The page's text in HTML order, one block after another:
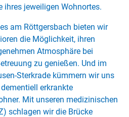
ihres jeweiligen Wohnortes.
am Röttgersbach bieten wir
die Möglichkeit, ihren
Atmosphäre bei
zu genießen. Und im
Sterkrade kümmern wir uns
erkrankte
Mit unseren medizinischen
schlagen wir die Brücke